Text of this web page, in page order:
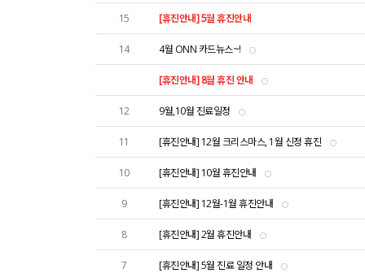
15 [휴진안내] 5월 휴진안내
14 4월 ONN 카드뉴스~!
[휴진안내] 8월 휴진 안내
12 9월,10월 진료일정
11 [휴진안내] 12월 크리스마스, 1월 신정 휴진
10 [휴진안내] 10월 휴진안내
9 [휴진안내] 12월-1월 휴진안내
8 [휴진안내] 2월 휴진안내
7 [휴진안내] 5월 진료 일정 안내